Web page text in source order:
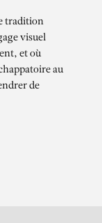
tradition
visuel
et où
au
de